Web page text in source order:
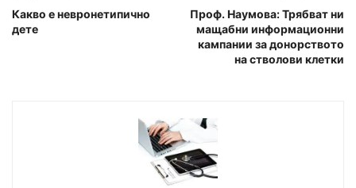
Какво е невронетипично
дете
Проф. Наумова: Трябват ни
мащабни информационни
кампании за донорството
на стволови клетки